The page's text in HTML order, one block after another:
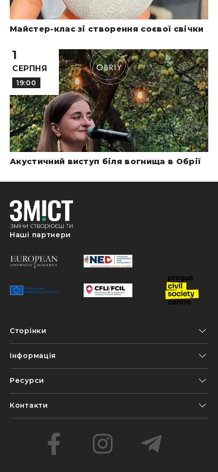
Майстер-клас зі створення соєвої свічки
1
СЕРПНЯ
19:00
Акустичний виступ біля вогнища в Обрії
Наші партнери
Сторінки
Інформація
Ресурси
Контакти